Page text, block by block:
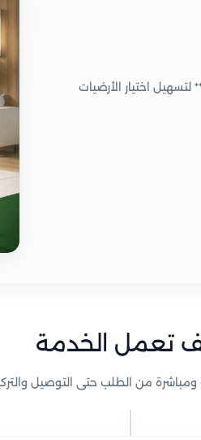
اختيار الأرضيات
تعمل الخدمة
من الطلب حتى التوصيل